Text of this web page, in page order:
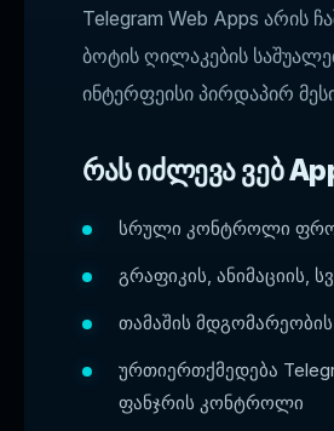
Telegram Web Apps არის
ბოტის ღილაკების
ინტერფეისი პირდაპირ
რას იძლევა ვებ
სრული კონტროლი
გრაფიკის, ანიმაციის,
თამაშის
ურთიერთქმედება
ფანჯრის კონტროლი